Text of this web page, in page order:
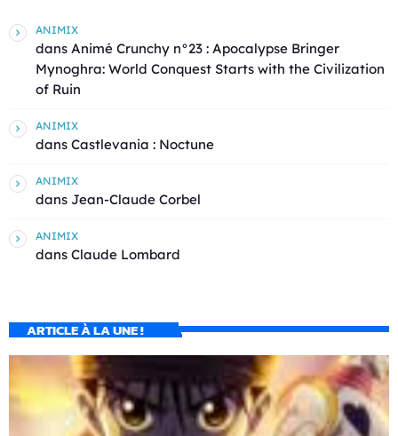
ANIMIX
dans Animé Crunchy n°23 : Apocalypse Bringer
Mynoghra: World Conquest Starts with the Civilization
of Ruin
ANIMIX
dans Castlevania : Noctune
ANIMIX
dans Jean-Claude Corbel
ANIMIX
dans Claude Lombard
ARTICLE À LA UNE !